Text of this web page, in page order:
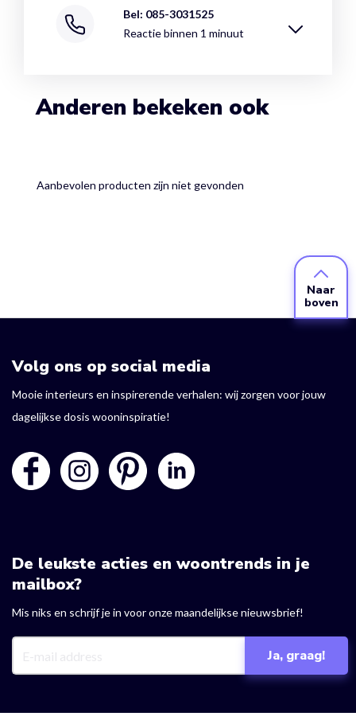
Bel: 085-3031525
Reactie binnen 1 minuut
Anderen bekeken ook
Aanbevolen producten zijn niet gevonden
Naar
boven
Volg ons op social media
Mooie interieurs en inspirerende verhalen: wij zorgen voor jouw
dagelijkse dosis wooninspiratie!
De leukste acties en woontrends in je
mailbox?
Mis niks en schrijf je in voor onze maandelijkse nieuwsbrief!